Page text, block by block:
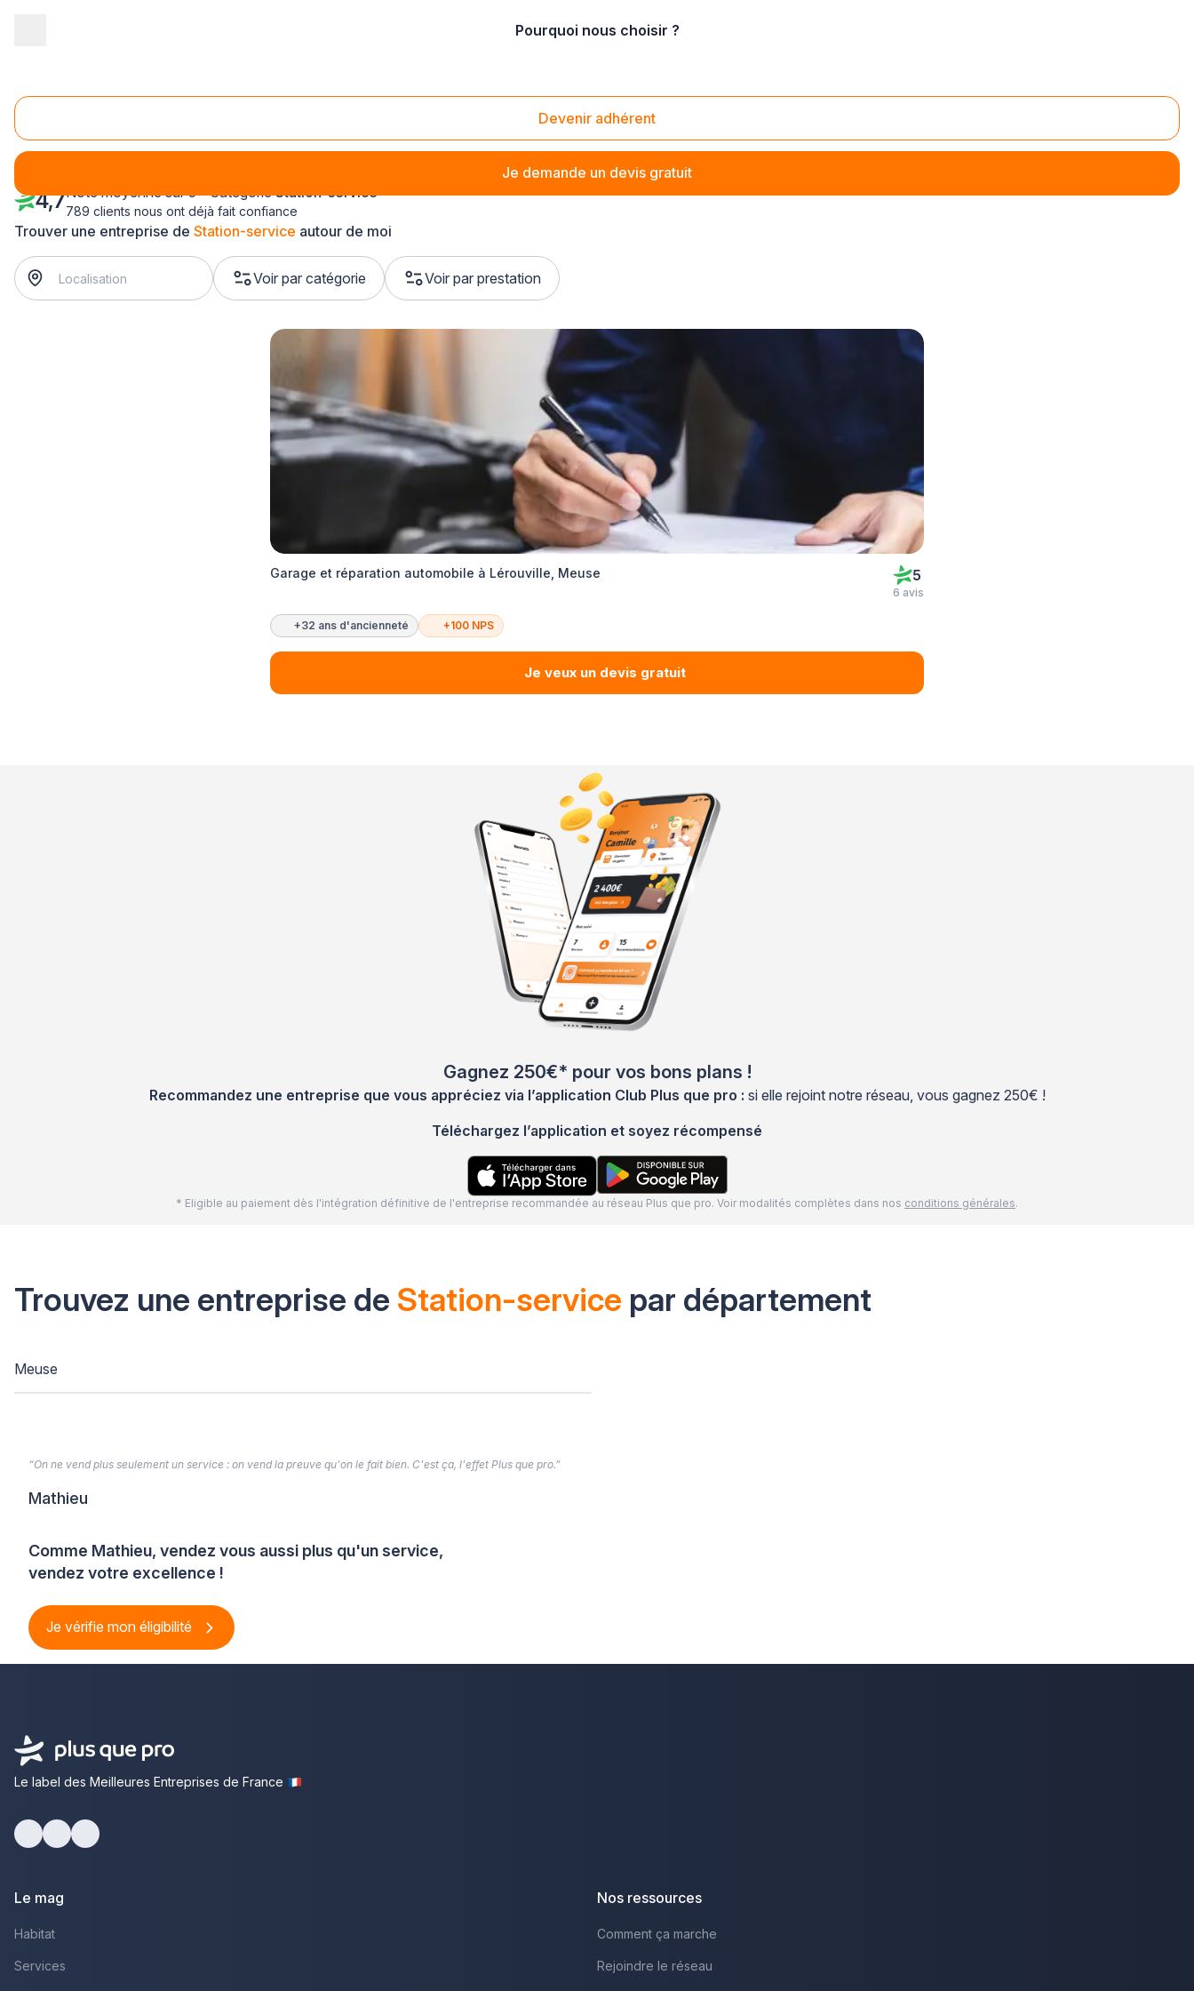
Pourquoi nous choisir ?
Devenir adhérent
Je demande un devis gratuit
Station-service Lorraine
Trouver une entreprise de Station-service autour de moi
Voir par catégorie Voir par prestation
4,7Note moyenne sur 5 - CatégorieStation-service
789 clients nous ont déjà fait confiance
Garage et réparation automobile à Lérouville, Meuse 5
6 avis
+32 ans d'ancienneté +100 NPS
Je veux un devis gratuit
Gagnez 250€* pour vos bons plans !
Recommandez une entreprise que vous appréciez via l’application Club Plus que pro : si elle rejoint notre réseau, vous gagnez 250€ !
Téléchargez l’application et soyez récompensé
* Eligible au paiement dès l'intégration définitive de l'entreprise recommandée au réseau Plus que pro. Voir modalités complètes dans nos conditions générales.
Trouvez une entreprise de Station-service par département
Meuse
Comme Mathieu, vendez vous aussi plus qu'un service,
vendez votre excellence !
Je vérifie mon éligibilité
“On ne vend plus seulement un service : on vend la preuve qu'on le fait bien. C'est ça, l'effet Plus que pro.”
Mathieu
Le label des Meilleures Entreprises de France
Le mag
Habitat
Services
Nos ressources
Comment ça marche
Rejoindre le réseau